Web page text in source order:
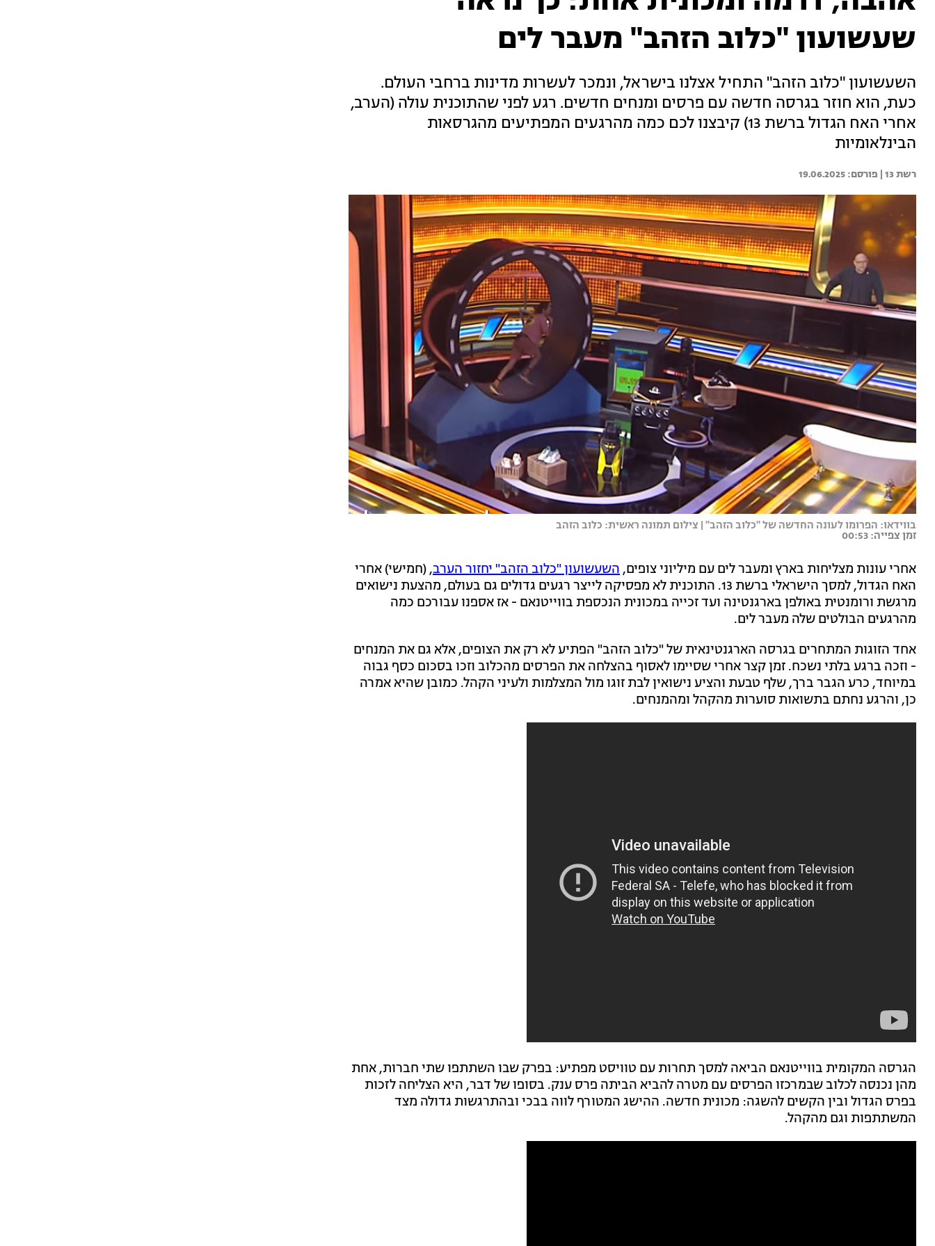
שעשועון "כלוב הזהב" מעבר לים
השעשועון "כלוב הזהב" התחיל אצלנו בישראל, ונמכר לעשרות מדינות ברחבי העולם.
כעת, הוא חוזר בגרסה חדשה עם פרסים ומנחים חדשים. רגע לפני שהתוכנית עולה (הערב,
אחרי האח הגדול ברשת 13) קיבצנו לכם כמה מהרגעים המפתיעים מהגרסאות
הבינלאומיות
רשת 13 | 19.06.2025
בווידאו: הפרומו לעונה החדשה של "כלוב הזהב" | צילום תמונה ראשית: כלוב הזהב
זמן צפייה: 00:53
אחרי עונות מצליחות בארץ ומעבר לים עם מיליוני צופים,השעשועון "כלוב הזהב" יחזור הערב, (חמישי) אחרי
האח הגדול, למסך הישראלי ברשת 13. התוכנית לא מפסיקה לייצר רגעים גדולים גם בעולם, מהצעת נישואים
מרגשת ורומנטית באולפן בארגנטינה ועד זכייה במכונית הנכספת בווייטנאם - אז אספנו עבורכם כמה
מהרגעים הבולטים שלה מעבר לים.
אחד הזוגות המתחרים בגרסה הארגנטינאית של "כלוב הזהב" הפתיע לא רק את הצופים, אלא גם את המנחים
- וזכה ברגע בלתי נשכח. זמן קצר אחרי שסיימו לאסוף בהצלחה את הפרסים מהכלוב וזכו בסכום כסף גבוה
במיוחד, כרע הגבר ברך, שלף טבעת והציע נישואין לבת זוגו מול המצלמות ולעיני הקהל. כמובן שהיא אמרה
כן, והרגע נחתם בתשואות סוערות מהקהל ומהמנחים.
הגרסה המקומית בווייטנאם הביאה למסך תחרות עם טוויסט מפתיע: בפרק שבו השתתפו שתי חברות, אחת
מהן נכנסה לכלוב שבמרכזו הפרסים עם מטרה להביא הביתה פרס ענק. בסופו של דבר, היא הצליחה לזכות
בפרס הגדול ובין הקשים להשגה: מכונית חדשה. ההישג המטורף לווה בבכי ובהתרגשות גדולה מצד
המשתתפות וגם מהקהל.